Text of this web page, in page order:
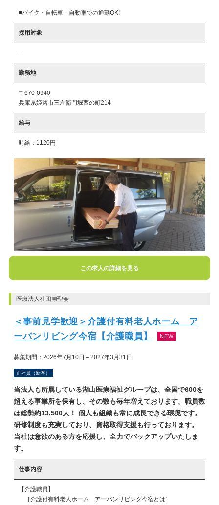
■バイク・自転車・自動車での通勤OK!
採用対象
-
勤務地
〒670-0940
兵庫県姫路市三左衛門堀西の町214
給与
時給：1120円
この求人の詳細を見る
医療法人社団湖聖会
＜事前見学歓迎＞介護付有料老人ホーム ア
ーバンリビング今宿【介護職員】
NEW
募集期間：2026年7月10日～2027年3月31日
正社員（新卒）
当法人も所属している湖山医療福祉グループは、全国で600を
超える事業所を保有し、その数も毎年増えております。職員数
は総勢約13,500人！ 個人も組織も常に成長できる環境です。
研修制度も充実しており、資格取得支援も行っております。
当社は意欲のある方を応援し、全力でバックアップいたしま
す。
仕事内容
【介護職員】
［介護付有料老人ホーム　アーバンリビング今宿とは］